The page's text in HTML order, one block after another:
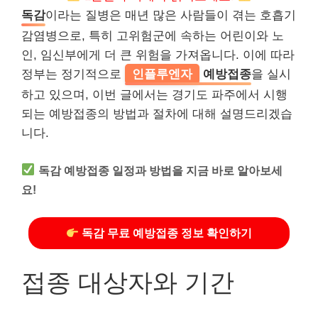
독감이라는 질병은 매년 많은 사람들이 겪는 호흡기
감염병으로, 특히 고위험군에 속하는 어린이와 노
인, 임신부에게 더 큰 위험을 가져옵니다. 이에 따라
정부는 정기적으로
인플루엔자 예방접종을 실시
하고 있으며, 이번 글에서는 경기도 파주에서 시행
되는 예방접종의 방법과 절차에 대해 설명드리겠습
니다.
독감 예방접종 일정과 방법을 지금 바로 알아보세
요!
독감 무료 예방접종 정보 확인하기
접종 대상자와 기간